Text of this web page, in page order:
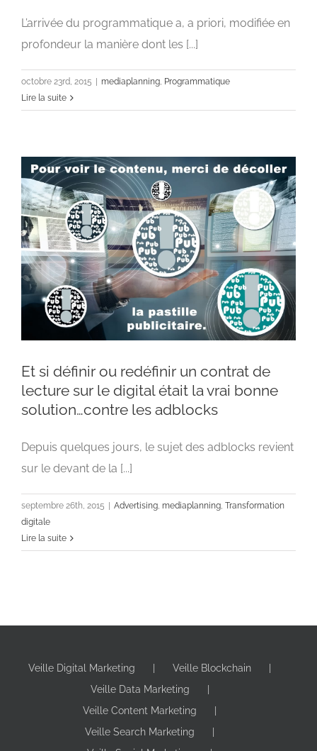
Médiaplanning digital : L’évolution d’un
paradigme
L’arrivée du programmatique a, a priori, modifiée en
profondeur la manière dont les [...]
octobre 23rd, 2015 mediaplanning, Programmatique
Lire la suite
Et si définir ou redéfinir un contrat de lecture
les adblocks
Advertising mediaplanning Transformation digitale
Et si définir ou redéfinir un contrat de
lecture sur le digital était la vrai bonne
solution…contre les adblocks
Depuis quelques jours, le sujet des adblocks revient
sur le devant de la [...]
septembre 26th, 2015 Advertising, mediaplanning, Transformation
digitale
Lire la suite
Veille Digital Marketing
Veille Blockchain
Veille Data Marketing
Veille Content Marketing
Veille Search Marketing